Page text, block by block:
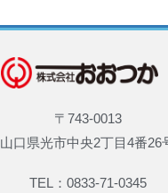
〒743-0013
山口県光市中央2丁目4番26
TEL：0833-71-0345